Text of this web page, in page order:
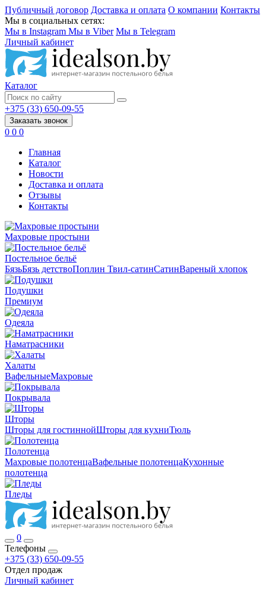
Публичный договор Доставка и оплата О компании Контакты
Мы в социальных сетях:
Мы в Instagram Мы в Viber Мы в Telegram
Личный кабинет
Каталог
+375 (33) 650-09-55
Заказать звонок
0 0 0
Главная
Каталог
Новости
Доставка и оплата
Отзывы
Контакты
Махровые простыни
Постельное бельё
БязьБязь детствоПоплин Твил-сатинСатинВареный хлопок
Подушки
Премиум
Одеяла
Наматрасники
Халаты
ВафельныеМахровые
Покрывала
Шторы
Шторы для гостиннойШторы для кухниТюль
Полотенца
Махровые полотенцаВафельные полотенцаКухонные
полотенца
Пледы
0
Телефоны
+375 (33) 650-09-55
Отдел продаж
Личный кабинет